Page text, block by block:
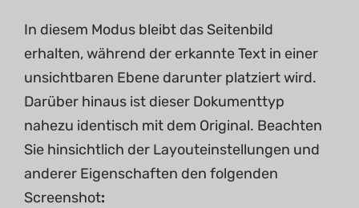
In diesem Modus bleibt das Seitenbild
erhalten, während der erkannte Text in einer
unsichtbaren Ebene darunter platziert wird.
Darüber hinaus ist dieser Dokumenttyp
nahezu identisch mit dem Original. Beachten
Sie hinsichtlich der Layouteinstellungen und
anderer Eigenschaften den folgenden
Screenshot: